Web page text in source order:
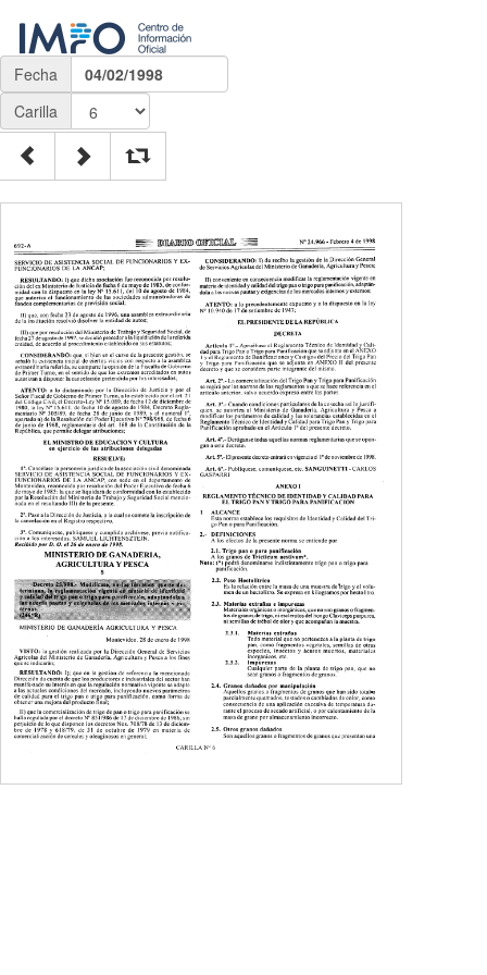
Fecha
04/02/1998
Carilla